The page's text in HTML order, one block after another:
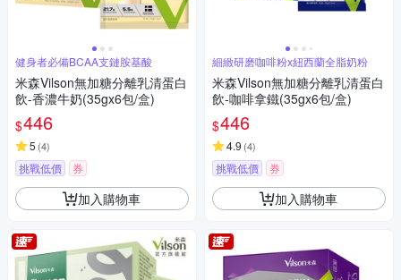
健身者必備BCAA支鏈胺基酸
米森Vilson無加糖分離乳清蛋白
飲-香濃牛奶(35gx6包/盒)
$446
5 (4)
挑戰低價 券
加入購物車
細緻研磨咖啡粉x紐西蘭全脂奶粉
米森Vilson無加糖分離乳清蛋白
飲-咖啡拿鐵(35gx6包/盒)
$446
4.9 (4)
挑戰低價 券
加入購物車